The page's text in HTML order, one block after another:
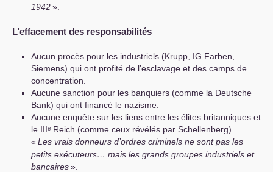
1942».
L’effacement des responsabilités
Aucun procès pour les industriels (Krupp, IG Farben,
Siemens) qui ont profité de l’esclavage et des camps de
concentration.
Aucune sanction pour les banquiers (comme la Deutsche
Bank) qui ont financé le nazisme.
Aucune enquête sur les liens entre les élites britanniques et
le IIIᵉ Reich (comme ceux révélés par Schellenberg).
« Les vrais donneurs d’ordres criminels ne sont pas les
petits exécuteurs… mais les grands groupes industriels et
bancaires».